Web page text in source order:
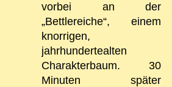
vorbei an der
„Bettlereiche“, einem
knorrigen,
jahrhundertealten
Charakterbaum. 30
Minuten später